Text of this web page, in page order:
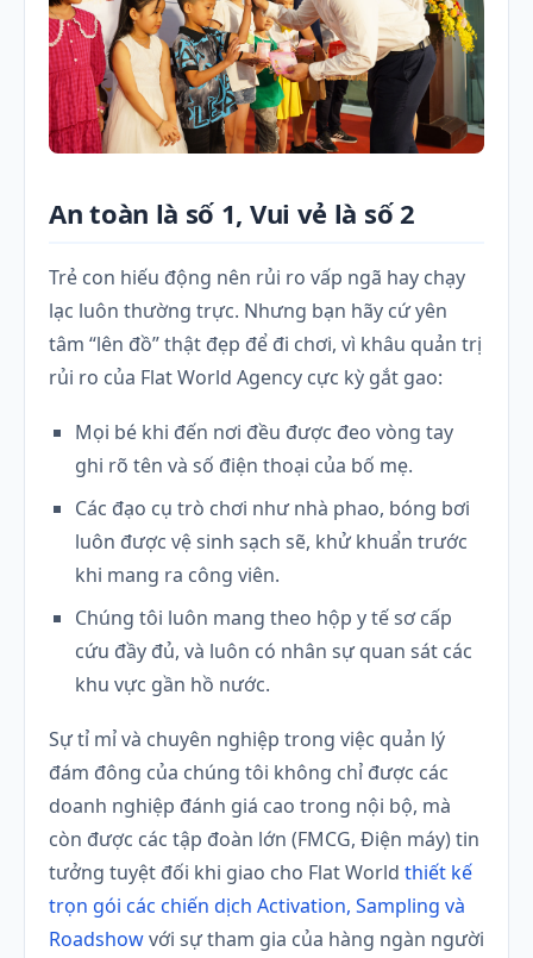
An toàn là số 1, Vui vẻ là số 2
Trẻ con hiếu động nên rủi ro vấp ngã hay chạy
lạc luôn thường trực. Nhưng bạn hãy cứ yên
tâm “lên đồ” thật đẹp để đi chơi, vì khâu quản trị
rủi ro của Flat World Agency cực kỳ gắt gao:
Mọi bé khi đến nơi đều được đeo vòng tay
ghi rõ tên và số điện thoại của bố mẹ.
Các đạo cụ trò chơi như nhà phao, bóng bơi
luôn được vệ sinh sạch sẽ, khử khuẩn trước
khi mang ra công viên.
Chúng tôi luôn mang theo hộp y tế sơ cấp
cứu đầy đủ, và luôn có nhân sự quan sát các
khu vực gần hồ nước.
Sự tỉ mỉ và chuyên nghiệp trong việc quản lý
đám đông của chúng tôi không chỉ được các
doanh nghiệp đánh giá cao trong nội bộ, mà
còn được các tập đoàn lớn (FMCG, Điện máy) tin
tưởng tuyệt đối khi giao cho Flat World thiết kế
trọn gói các chiến dịch Activation, Sampling và
Roadshowvới sự tham gia của hàng ngàn người